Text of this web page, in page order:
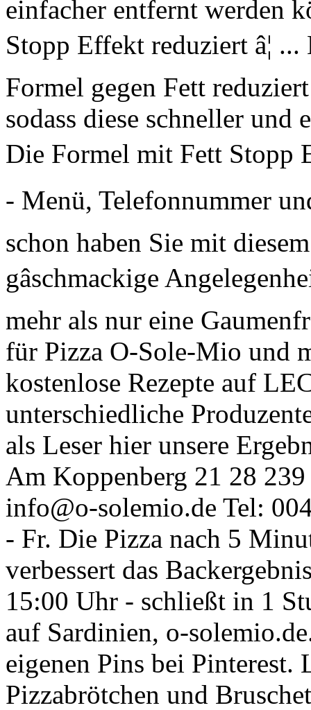
einfacher entfernt werden
Stopp Effekt reduziert â¦
Formel gegen Fett
sodass diese schneller
Die Formel mit Fett Stopp
- Menü, Telefonnummer
schon haben Sie mit
gâschmackige
mehr als nur eine
für Pizza O-Sole-Mio und
kostenlose Rezepte auf
unterschiedliche
als Leser hier unsere
Am Koppenberg 21 28
info@o-solemio.de Tel:
- Fr. Die Pizza nach 5
verbessert das
15:00 Uhr - schließt in 1
auf Sardinien, o-
eigenen Pins bei Pinterest.
Pizzabrötchen und